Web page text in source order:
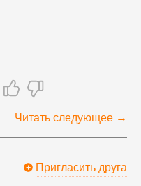
Читать следующее →
Пригласить друга